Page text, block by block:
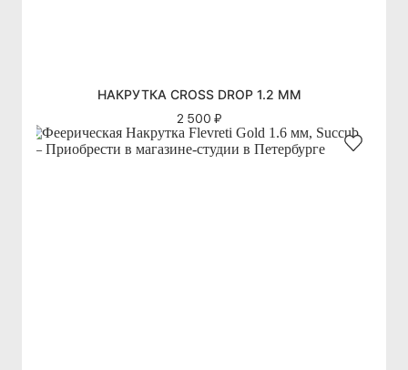
НАКРУТКА CROSS DROP 1.2 ММ
2 500 ₽